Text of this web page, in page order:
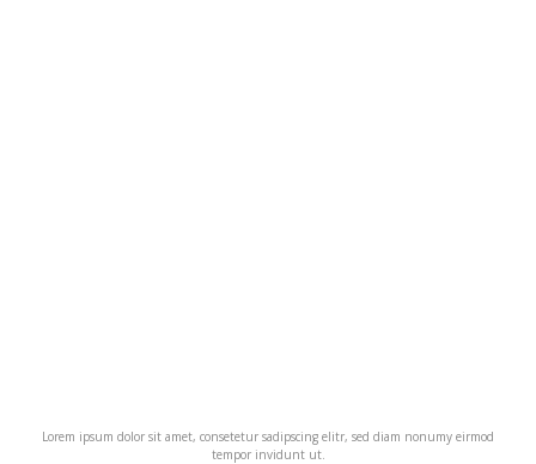
Lorem ipsum dolor sit amet, consetetur sadipscing elitr, sed diam nonumy eirmod
tempor invidunt ut.